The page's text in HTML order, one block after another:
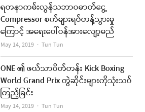
ရတနာကမ်းလွန်သဘာဝဓာတ်ငွေ့
Compressor စက်များရပ်တန့်သွားမှု
ကြောင့် အရေးပေါ်ဝန်အားလျော့မည်
May 14, 2019 Author
Tun Tun
ONE ၏ ဖယ်သာဝိတ်တန်း Kick Boxing
World Grand Prix တွဲဆိုင်းများကိုသုံးသပ်
ကြည့်ခြင်း
May 14, 2019 Author
Tun Tun